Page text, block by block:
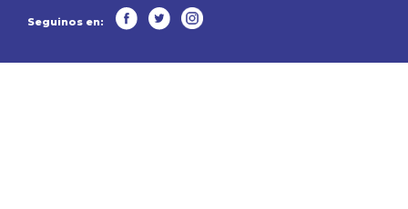
Seguinos en: